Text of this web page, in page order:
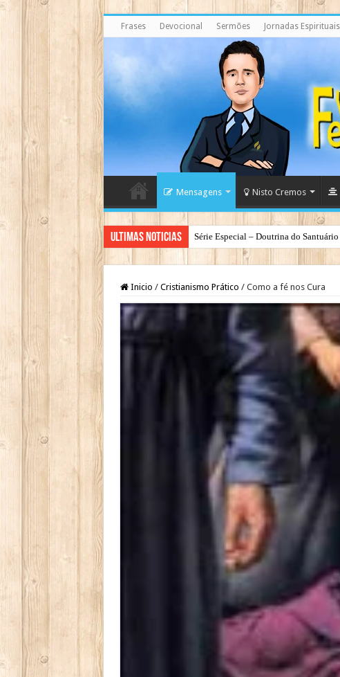
Frases Devocional Sermões Jornadas Espirituais
Mensagens Nisto Cremos
Ultimas Noticias Série Especial – Doutrina do Santuário
Inicio / Cristianismo Prático / Como a fé nos Cura